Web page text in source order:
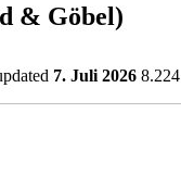
& Göbel)
7. Juli 2026 8.224